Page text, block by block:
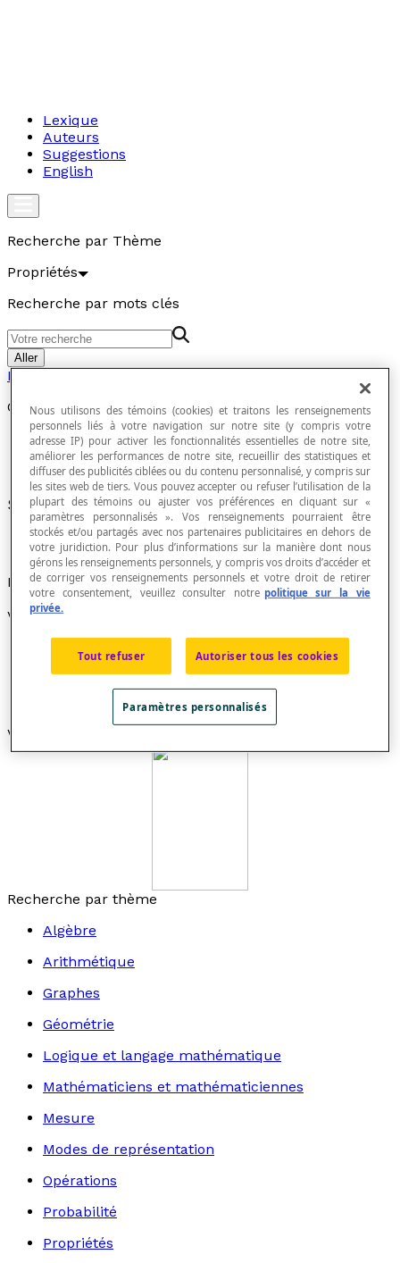
Lexique
Auteurs
Suggestions
English
Recherche par Thème
Propriétés
Recherche par mots clés
Aller
Propriétés
Concave
Synonyme de non convexe.
Exemple
Voici un polygone concave :
Voici un polyèdre concave :
Recherche par thème
Algèbre
Arithmétique
Graphes
Géométrie
Logique et langage mathématique
Mathématiciens et mathématiciennes
Mesure
Modes de représentation
Opérations
Probabilité
Propriétés
Nous utilisons des témoins (cookies) et traitons les renseignements
personnels liés à votre navigation sur notre site (y compris votre
adresse IP) pour activer les fonctionnalités essentielles de notre site,
améliorer les performances de notre site, recueillir des statistiques et
diffuser des publicités ciblées ou du contenu personnalisé, y compris sur
les sites web de tiers. Vous pouvez accepter ou refuser l’utilisation de la
plupart des témoins ou ajuster vos préférences en cliquant sur «
paramètres personnalisés ». Vos renseignements pourraient être
stockés et/ou partagés avec nos partenaires publicitaires en dehors de
votre juridiction. Pour plus d’informations sur la manière dont nous
gérons les renseignements personnels, y compris vos droits d’accéder et
de corriger vos renseignements personnels et votre droit de retirer
votre consentement, veuillez consulter notre politique sur la vie
privée.
Tout refuser Autoriser tous les cookies
Paramètres personnalisés